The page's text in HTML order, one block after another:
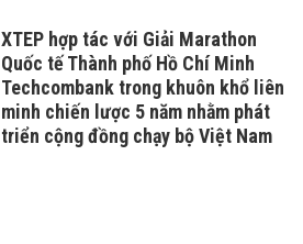
XTEP hợp tác với Giải Marathon
Quốc tế Thành phố Hồ Chí Minh
Techcombank trong khuôn khổ liên
minh chiến lược 5 năm nhằm phát
triển cộng đồng chạy bộ Việt Nam